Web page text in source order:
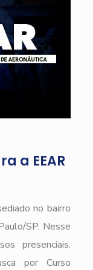
a EEAR
no bairro
SP. Nesse
presenciais.
por Curso